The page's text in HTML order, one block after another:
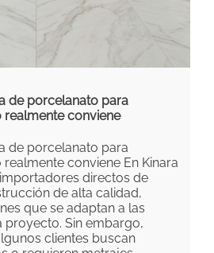
de porcelanato para
conviene
de porcelanato para
conviene En Kinara
directos de
de alta calidad,
que se adaptan a las
proyecto. Sin embargo,
clientes buscan